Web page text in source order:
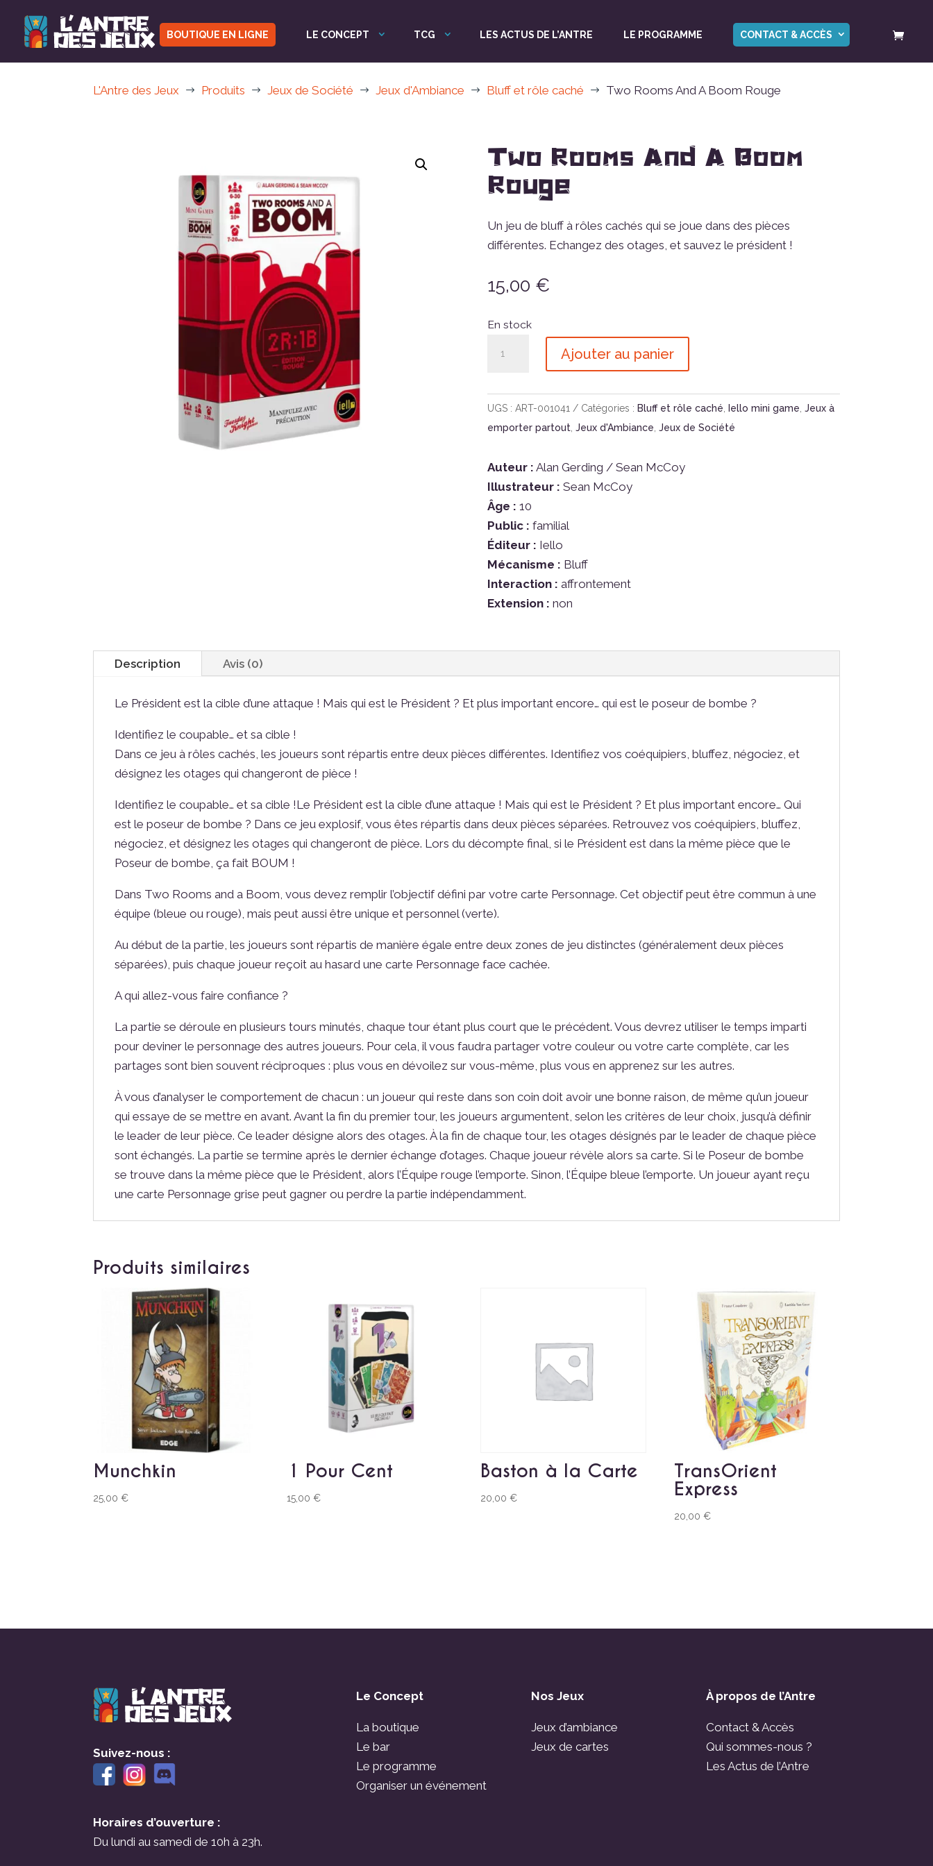
BOUTIQUE EN LIGNE LE CONCEPT TCG LES ACTUS DE L’ANTRE LE PROGRAMME CONTACT & ACCÈS
L'Antre des Jeux $ Produits $ Jeux de Société $ Jeux d'Ambiance $ Bluff et rôle caché $ Two Rooms And A Boom Rouge
Two Rooms And A Boom
Rouge
Un jeu de bluff à rôles cachés qui se joue dans des pièces
différentes. Echangez des otages, et sauvez le président !
15,00 €
En stock
Rooms
Boom
Rouge
Ajouter au panier
UGS : ART-001041 Catégories : Bluff et rôle caché Iello mini game Jeux à
emporter partout, Jeux d'Ambiance Jeux de Société
Auteur : Alan Gerding / Sean McCoy
Illustrateur : Sean McCoy
Âge : 10
Public : familial
Éditeur : Iello
Mécanisme : Bluff
Interaction : affrontement
Extension : non
Description Avis (0)
Le Président est la cible d’une attaque ! Mais qui est le Président ? Et plus important encore… qui est le poseur de bombe ?
Identifiez le coupable… et sa cible !
Dans ce jeu à rôles cachés, les joueurs sont répartis entre deux pièces différentes. Identifiez vos coéquipiers, bluffez, négociez, et
désignez les otages qui changeront de pièce !
Identifiez le coupable… et sa cible !Le Président est la cible d’une attaque ! Mais qui est le Président ? Et plus important encore… Qui
est le poseur de bombe ? Dans ce jeu explosif, vous êtes répartis dans deux pièces séparées. Retrouvez vos coéquipiers, bluffez,
négociez, et désignez les otages qui changeront de pièce. Lors du décompte final, si le Président est dans la même pièce que le
Poseur de bombe, ça fait BOUM !
Dans Two Rooms and a Boom, vous devez remplir l’objectif défini par votre carte Personnage. Cet objectif peut être commun à une
équipe (bleue ou rouge), mais peut aussi être unique et personnel (verte).
Au début de la partie, les joueurs sont répartis de manière égale entre deux zones de jeu distinctes (généralement deux pièces
séparées), puis chaque joueur reçoit au hasard une carte Personnage face cachée.
A qui allez-vous faire confiance ?
La partie se déroule en plusieurs tours minutés, chaque tour étant plus court que le précédent. Vous devrez utiliser le temps imparti
pour deviner le personnage des autres joueurs. Pour cela, il vous faudra partager votre couleur ou votre carte complète, car les
partages sont bien souvent réciproques : plus vous en dévoilez sur vous-même, plus vous en apprenez sur les autres.
À vous d’analyser le comportement de chacun : un joueur qui reste dans son coin doit avoir une bonne raison, de même qu’un joueur
qui essaye de se mettre en avant. Avant la fin du premier tour, les joueurs argumentent, selon les critères de leur choix, jusqu’à définir
le leader de leur pièce. Ce leader désigne alors des otages. À la fin de chaque tour, les otages désignés par le leader de chaque pièce
sont échangés. La partie se termine après le dernier échange d’otages. Chaque joueur révèle alors sa carte. Si le Poseur de bombe
se trouve dans la même pièce que le Président, alors l’Équipe rouge l’emporte. Sinon, l’Équipe bleue l’emporte. Un joueur ayant reçu
une carte Personnage grise peut gagner ou perdre la partie indépendamment.
Produits similaires
Munchkin
25,00€
1 Pour Cent
15,00€
Baston à la Carte
20,00€
TransOrient
Express
20,00€
Suivez-nous :
Horaires d’ouverture :
Du lundi au samedi de 10h à 23h.
Le Concept
La boutique
Le bar
Le programme
Organiser un événement
Nos Jeux
Jeux d’ambiance
Jeux de cartes
À propos de l’Antre
Contact & Accès
Qui sommes-nous ?
Les Actus de l’Antre